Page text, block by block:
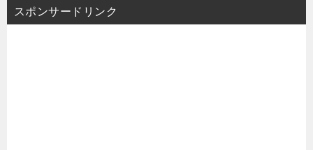
スポンサードリンク